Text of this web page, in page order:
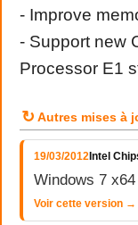
- Improve
- Support new
Processor E1
↻ Autres mises à
19/03/2012 Intel
Windows 7
Voir cette version →